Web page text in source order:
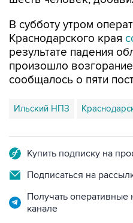
В субботу утром
Краснодарского края
результате падения
произошло
сообщалось о пяти
Ильский НПЗ
Купить подписку на
Подписаться на
Получать
канале